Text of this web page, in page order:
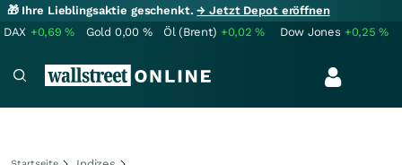
🎁 Ihre Lieblingsaktie geschenkt.→ Jetzt Depot eröffnen
DAX +0,69% Gold 0,00 % Öl (Brent) +0,02% Dow Jones +0,25%